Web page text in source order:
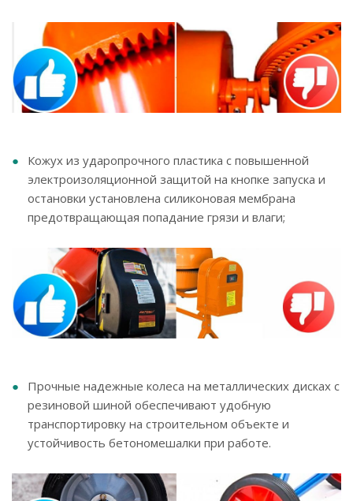
Кожух из ударопрочного пластика с повышенной
электроизоляционной защитой на кнопке запуска и
остановки установлена силиконовая мембрана
предотвращающая попадание грязи и влаги;
Прочные надежные колеса на металлических дисках с
резиновой шиной обеспечивают удобную
транспортировку на строительном объекте и
устойчивость бетономешалки при работе.